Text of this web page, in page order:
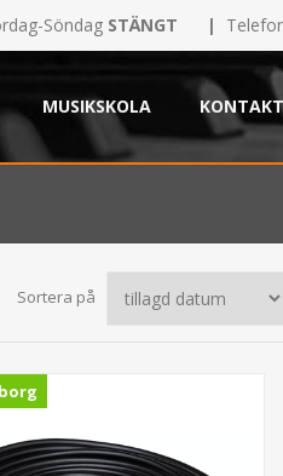
Söndag STÄNGT |
MUSIKSKOLA
Sortera på